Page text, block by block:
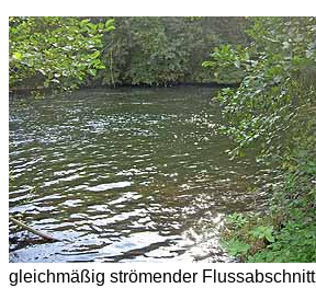
gleichmäßig strömender Flussabschnitt